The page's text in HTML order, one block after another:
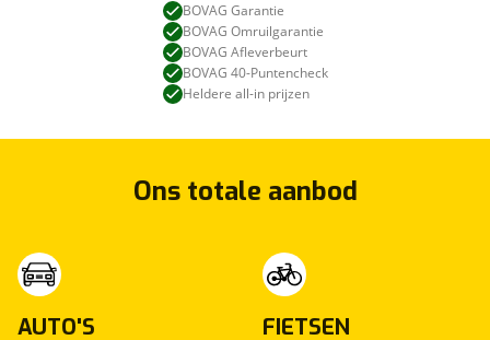
BOVAG Garantie
BOVAG Omruilgarantie
BOVAG Afleverbeurt
BOVAG 40-Puntencheck
Heldere all-in prijzen
Ons totale aanbod
AUTO'S FIETSEN